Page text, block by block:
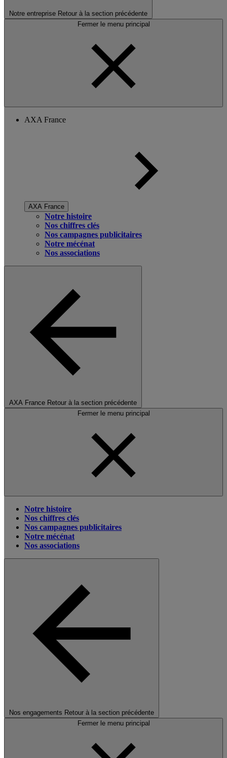
Notre entreprise Retour à la section précédente
Fermer le menu principal
AXA France
AXA France
Notre histoire
Nos chiffres clés
Nos campagnes publicitaires
Notre mécénat
Nos associations
AXA France Retour à la section précédente
Fermer le menu principal
Notre histoire
Nos chiffres clés
Nos campagnes publicitaires
Notre mécénat
Nos associations
Nos engagements Retour à la section précédente
Fermer le menu principal